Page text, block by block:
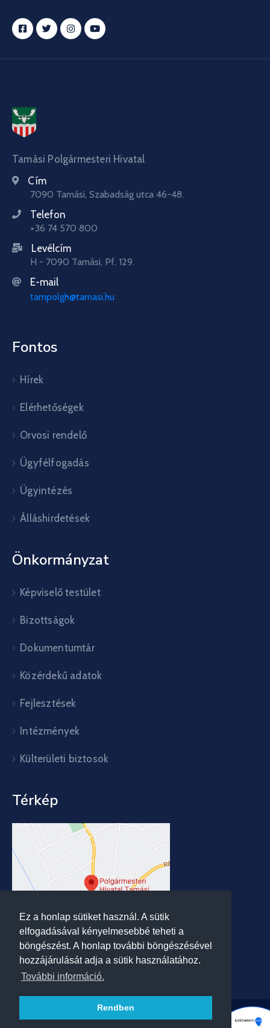
Ez a honlap sütiket használ. A sütik
elfogadásával kényelmesebbé teheti a
böngészést. A honlap további böngészésével
hozzájárulását adja a sütik használatához.
További információ.
Rendben
Tamási Polgármesteri Hivatal
Cím
7090 Tamási, Szabadság utca 46-48.
Telefon
+36 74 570 800
Levélcím
H - 7090 Tamási, Pf. 129.
E-mail
tampolgh@tamasi.hu
Fontos
Hírek
Elérhetőségek
Orvosi rendelő
Ügyfélfogadás
Ügyintézés
Álláshirdetések
Önkormányzat
Képviselő testület
Bizottságok
Dokumentumtár
Közérdekű adatok
Fejlesztések
Intézmények
Külterületi biztosok
Térkép